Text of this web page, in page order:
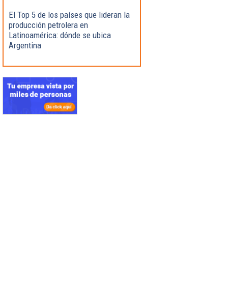
El Top 5 de los países que lideran la
producción petrolera en
Latinoamérica: dónde se ubica
Argentina